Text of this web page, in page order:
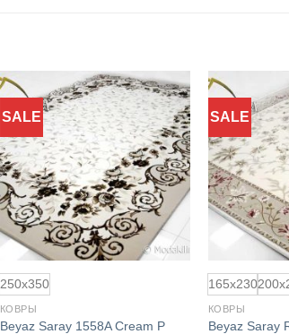
SALE
Добавить
в
избранное
250x350
КОВРЫ
Beyaz Saray 1558A Cream P
SALE
165x230
КОВРЫ
Beyaz Saray